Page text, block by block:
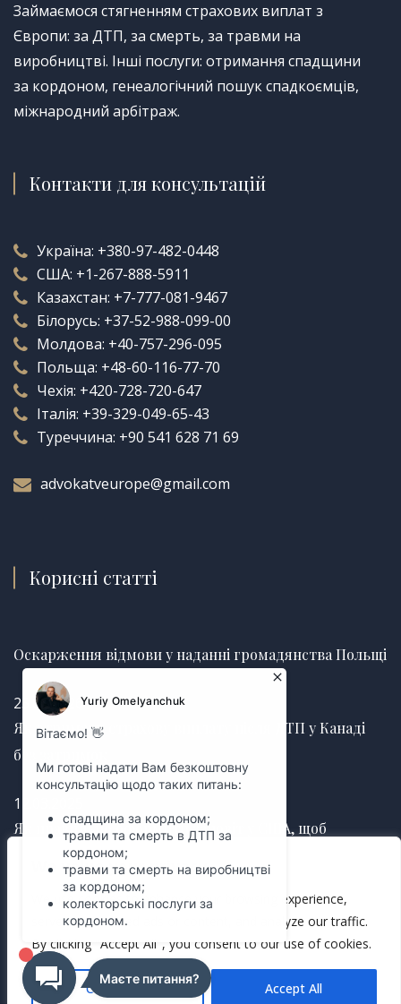
We value your privacy
We use cookies to enhance your browsing experience,
serve personalized ads or content, and analyze our traffic.
By clicking "Accept All", you consent to our use of cookies.
Customize Accept All
Займаємося стягненням страхових виплат з
Європи: за ДТП, за смерть, за травми на
виробництві. Інші послуги: отримання спадщини
за кордоном, генеалогічний пошук спадкоємців,
міжнародний арбітраж.
Контакти для консультацій
Україна: +380-97-482-0448
США: +1-267-888-5911
Казахстан: +7-777-081-9467
Білорусь: +37-52-988-099-00
Молдова: +40-757-296-095
Польща: +48-60-116-77-70
Чехія: +420-728-720-647
Італія: +39-329-049-65-43
Туреччина: +90 541 628 71 69
advokatveurope@gmail.com
Корисні статті
Оскарження відмови у наданні громадянства Польщі
25.06.2026
Як отримати страхову виплату після ДТП у Канаді
без затримок
12.03.2025
Як правильно оформити заповіт у США, щоб
уникнути судових суперечок
12.03.2025